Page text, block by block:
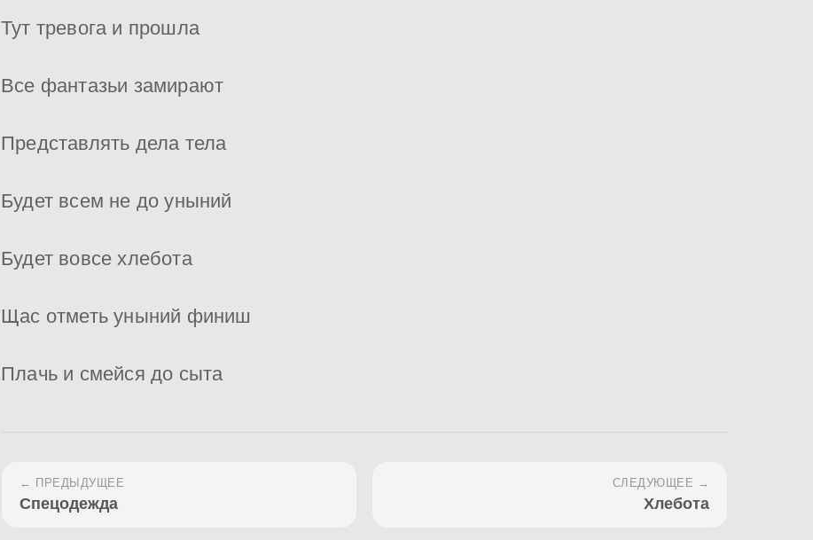
Тут тревога и прошла
Все фантазьи замирают
Представлять дела тела
Будет всем не до уныний
Будет вовсе хлебота
Щас отметь уныний финиш
Плачь и смейся до сыта
← ПРЕДЫДУЩЕЕ
Спецодежда
СЛЕДУЮЩЕЕ →
Хлебота